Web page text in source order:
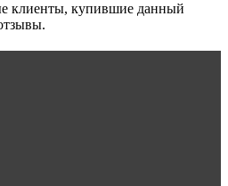
клиенты, купившие данный